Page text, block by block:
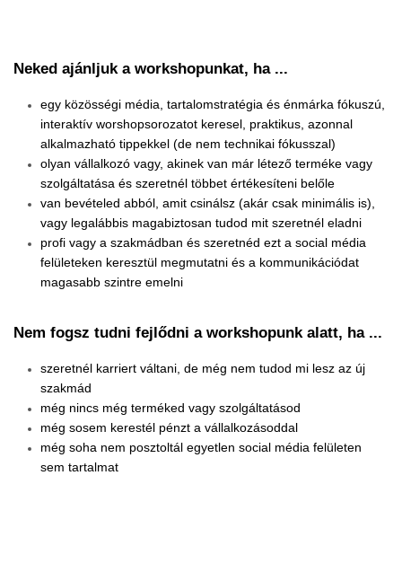
Neked ajánljuk a workshopunkat, ha ...
egy közösségi média, tartalomstratégia és énmárka fókuszú,
interaktív worshopsorozatot keresel, praktikus, azonnal
alkalmazható tippekkel (de nem technikai fókusszal)
olyan vállalkozó vagy, akinek van már létező terméke vagy
szolgáltatása és szeretnél többet értékesíteni belőle
van bevételed abból, amit csinálsz (akár csak minimális is),
vagy legalábbis magabiztosan tudod mit szeretnél eladni
profi vagy a szakmádban és szeretnéd ezt a social média
felületeken keresztül megmutatni és a kommunikációdat
magasabb szintre emelni
Nem fogsz tudni fejlődni a workshopunk alatt, ha ...
szeretnél karriert váltani, de még nem tudod mi lesz az új
szakmád
még nincs még terméked vagy szolgáltatásod
még sosem kerestél pénzt a vállalkozásoddal
még soha nem posztoltál egyetlen social média felületen
sem tartalmat